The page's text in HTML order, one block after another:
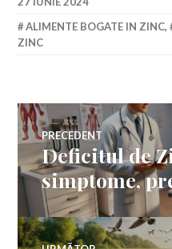
ALIMENTE BOGATE IN ZINC,
ZINC
Navigare
în
articole
PRECEDENT
Articolul
anterior:
Deficitul de
simptome,